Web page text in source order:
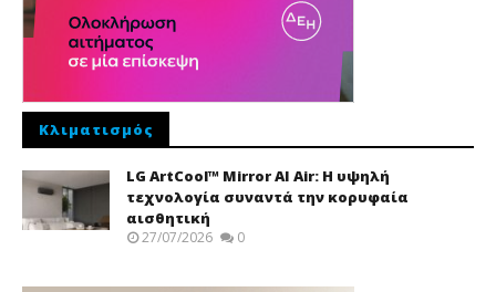
Κλιματισμός
LG ArtCool™ Mirror AI Air: Η υψηλή
τεχνολογία συναντά την κορυφαία
αισθητική
27/07/2026 0